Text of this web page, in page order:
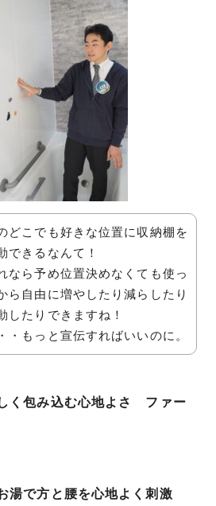
どこでも好きな位置に収納棚を
できるなんて！
なら予め位置決めなくても使っ
ら自由に増やしたり減らしたり
したりできますね！
・もっと宣伝すればいいのに。
く包み込む心地よさ ファー
湯で方と腰を心地よく刺激